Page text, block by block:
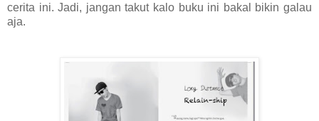
cerita ini. Jadi, jangan takut kalo buku ini bakal bikin galau
aja.